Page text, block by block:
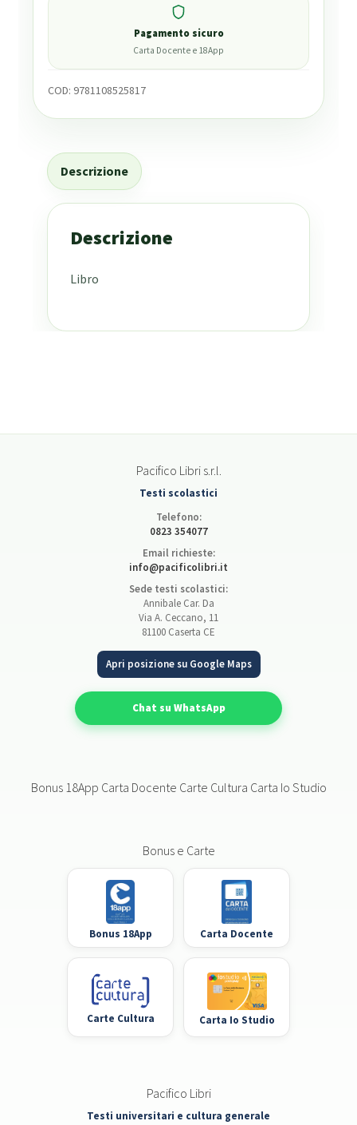
Pagamento sicuro
Carta Docente e 18App
COD: 9781108525817
Descrizione
Descrizione
Libro
Pacifico Libri s.r.l.
Testi scolastici
Telefono:
0823 354077
Email richieste:
info@pacificolibri.it
Sede testi scolastici:
Annibale Car. Da
Via A. Ceccano, 11
81100 Caserta CE
Apri posizione su Google Maps
Chat su WhatsApp
Bonus 18App Carta Docente Carte Cultura Carta Io Studio
Bonus e Carte
Bonus 18App Carta Docente
Carte Cultura Carta Io Studio
Pacifico Libri
Testi universitari e cultura generale